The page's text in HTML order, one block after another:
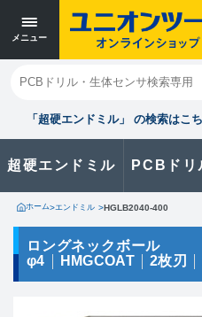
メニュー
「超硬エンドミル」 の検索はこ
超硬エンドミル PCBドリ
閉じる
お気に入り クイッ
製品に関するお
カタロ
ホーム>エンドミル >HGLB2040-400
ロングネックボール
φ4
HMGCOAT 2枚刃